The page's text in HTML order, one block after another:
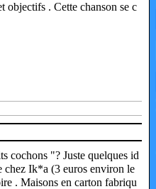
objectifs . Cette chanson se c
cochons "? Juste quelques id
chez Ik*a (3 euros environ le
. Maisons en carton fabriqu